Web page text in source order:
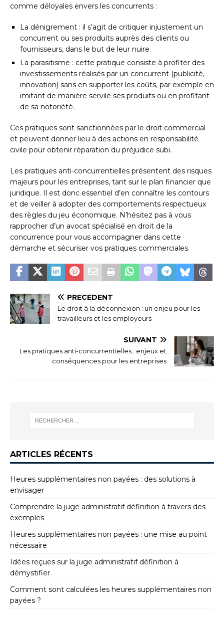
comme déloyales envers les concurrents :
La dénigrement : il s’agit de critiquer injustement un
concurrent ou ses produits auprès des clients ou
fournisseurs, dans le but de leur nuire.
La parasitisme : cette pratique consiste à profiter des
investissements réalisés par un concurrent (publicité,
innovation) sans en supporter les coûts, par exemple en
imitant de manière servile ses produits ou en profitant
de sa notoriété.
Ces pratiques sont sanctionnées par le droit commercial
et peuvent donner lieu à des actions en responsabilité
civile pour obtenir réparation du préjudice subi.
Les pratiques anti-concurrentielles présentent des risques
majeurs pour les entreprises, tant sur le plan financier que
juridique. Il est donc essentiel d’en connaître les contours
et de veiller à adopter des comportements respectueux
des règles du jeu économique. N’hésitez pas à vous
rapprocher d’un avocat spécialisé en droit de la
concurrence pour vous accompagner dans cette
démarche et sécuriser vos pratiques commerciales.
PRÉCÉDENT
Le droit à la déconnexion : un enjeu pour les
travailleurs et les employeurs
SUIVANT
Les pratiques anti-concurrentielles : enjeux et
conséquences pour les entreprises
ARTICLES RÉCENTS
Heures supplémentaires non payées : des solutions à
envisager
Comprendre la juge administratif définition à travers des
exemples
Heures supplémentaires non payées : une mise au point
nécessaire
Idées reçues sur la juge administratif définition à
démystifier
Comment sont calculées les heures supplémentaires non
payées ?